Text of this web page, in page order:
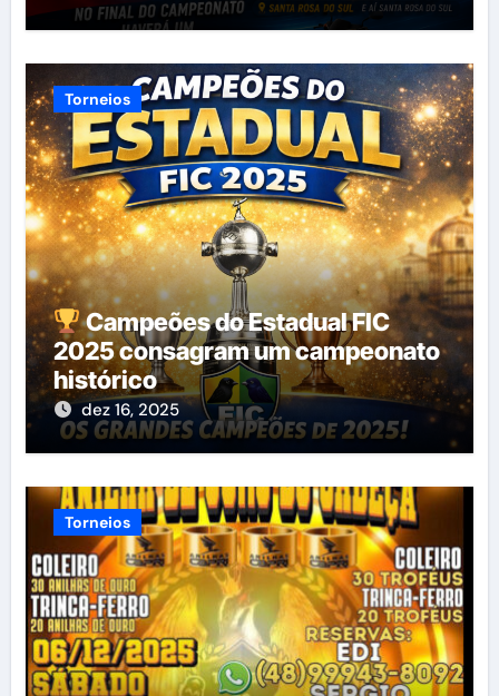
Torneios
Campeões do Estadual FIC
2025 consagram um campeonato
histórico
dez 16, 2025
Torneios